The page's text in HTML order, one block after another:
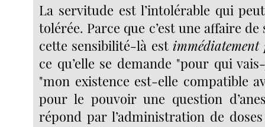
La servitude est l’intolérable qui
tolérée. Parce que c’est une affaire
cette sensibilité-là est immédiatement
ce qu’elle se demande "pour qui
"mon existence est-elle compatible
pour le pouvoir une question
répond par l’administration de